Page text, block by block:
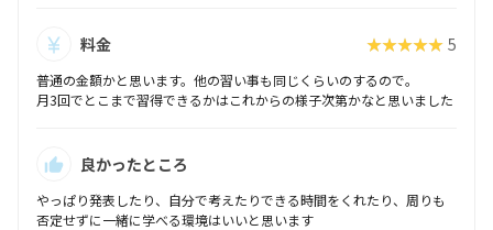
料金 ★★★★★ 5
普通の金額かと思います。他の習い事も同じくらいのするので。
月3回でとこまで習得できるかはこれからの様子次第かなと思いました
良かったところ
やっぱり発表したり、自分で考えたりできる時間をくれたり、周りも
否定せずに一緒に学べる環境はいいと思います